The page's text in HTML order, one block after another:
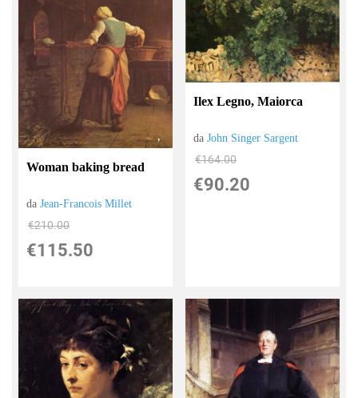
Woman baking bread
daJean-Francois Millet
€210.00
€115.50
Ilex Legno, Maiorca
daJohn Singer Sargent
€164.00
€90.20